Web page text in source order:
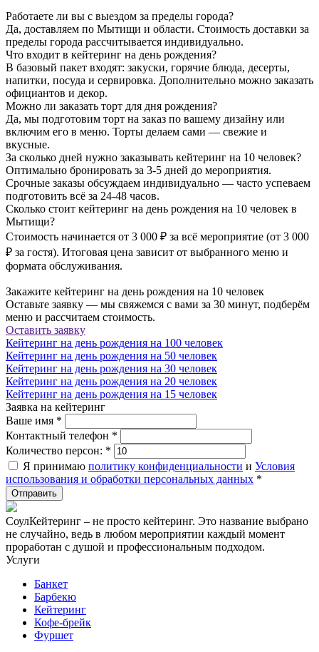
Работаете ли вы с выездом за пределы города?
Да, доставляем по Мытищи и области. Стоимость доставки за
пределы города рассчитывается индивидуально.
Что входит в кейтеринг на день рождения?
В базовый пакет входят: закуски, горячие блюда, десерты,
напитки, посуда и сервировка. Дополнительно можно заказать
официантов и декор.
Можно ли заказать торт для дня рождения?
Да, мы подготовим торт на заказ по вашему дизайну или
включим его в меню. Торты делаем сами — свежие и
вкусные.
За сколько дней нужно заказывать кейтеринг на 10 человек?
Оптимально бронировать за 3-5 дней до мероприятия.
Срочные заказы обсуждаем индивидуально — часто успеваем
подготовить всё за 24-48 часов.
Сколько стоит кейтеринг на день рождения на 10 человек в
Мытищи?
Стоимость начинается от 3 000 ₽ за всё мероприятие (от 3 000
₽ за гостя). Итоговая цена зависит от выбранного меню и
формата обслуживания.
Закажите кейтеринг на день рождения на 10 человек
Оставьте заявку — мы свяжемся с вами за 30 минут, подберём
меню и рассчитаем стоимость.
Оставить заявку
Кейтеринг на день рождения на 100 человек
Кейтеринг на день рождения на 50 человек
Кейтеринг на день рождения на 30 человек
Кейтеринг на день рождения на 20 человек
Кейтеринг на день рождения на 15 человек
Заявка на кейтеринг
Ваше имя *
Контактный телефон *
Количество персон: *
Я принимаю политику конфиденциальности и Условия
использования и обработки персональных данных *
СоулКейтеринг – не просто кейтеринг. Это название выбрано
не случайно, ведь в любом мероприятии каждый момент
проработан с душой и профессиональным подходом.
Услуги
Банкет
Барбекю
Кейтеринг
Кофе-брейк
Фуршет